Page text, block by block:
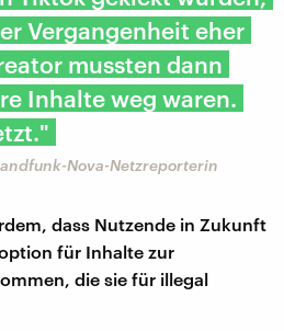
Vergangenheit eher
mussten dann
Inhalte weg waren.
Nova-Netzreporterin
dass Nutzende in Zukunft
für Inhalte zur
die sie für illegal